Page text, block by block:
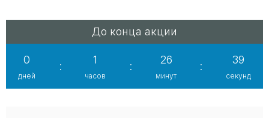
До конца акции
0
дней
:
1
часов
:
26
минут
:
38
секунд